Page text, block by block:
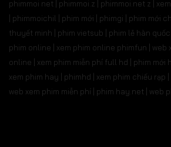
phimmoi net | phimmoi.z | phimmoi.net z |
| phimmoichil | phim mới | phimgi | phim mới
thuyết minh | phim vietsub | phim lẻ hàn
phim online | xem phim online phimfun | web
online | xem phim miễn phí full hd | phim mới
xem phim hay | phimhd | xem phim chiếu rạp
web xem phim miễn phí | phim hay.net | web